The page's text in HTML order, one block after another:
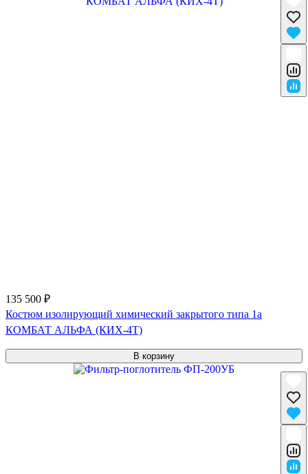
135 500 ₽
Костюм изолирующий химический закрытого типа 1a
КОМБАТ АЛЬФА (КИХ-4Т)
В корзину